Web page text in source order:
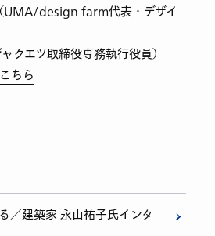
UMA/design farm代表・デザイ
クエツ取締役専務執行役員）
ちら
／建築家 永山祐子氏インタ